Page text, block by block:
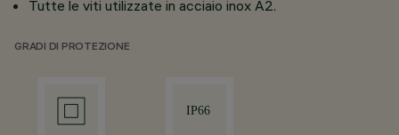
Tutte le viti utilizzate in acciaio inox A2.
GRADI DI PROTEZIONE